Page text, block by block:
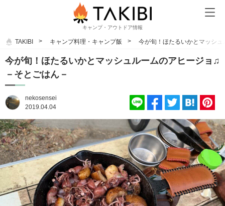
キャンプ・アウトドア情報
TAKIBI キャンプ料理・キャンプ飯 今が旬！ほたるいかとマッシ
今が旬！ほたるいかとマッシュルームのアヒージョ♫
－そとごはん－
nekosensei
2019.04.04